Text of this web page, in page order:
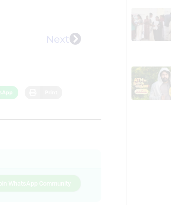
Next
WhatsApp Community